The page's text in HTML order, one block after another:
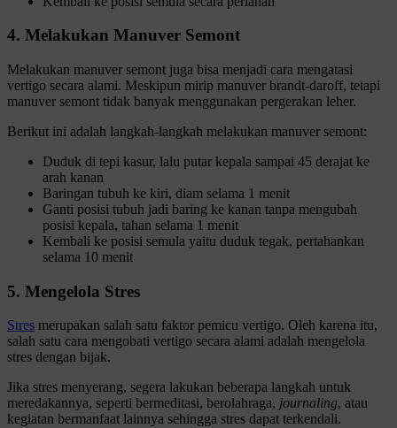
4. Melakukan Manuver Semont
Melakukan manuver semont juga bisa menjadi cara mengatasi
vertigo secara alami. Meskipun mirip manuver brandt-daroff, tetapi
manuver semont tidak banyak menggunakan pergerakan leher.
Berikut ini adalah langkah-langkah melakukan manuver semont:
Duduk di tepi kasur, lalu putar kepala sampai 45 derajat ke
arah kanan
Baringan tubuh ke kiri, diam selama 1 menit
Ganti posisi tubuh jadi baring ke kanan tanpa mengubah
posisi kepala, tahan selama 1 menit
Kembali ke posisi semula yaitu duduk tegak, pertahankan
selama 10 menit
5. Mengelola Stres
Stres merupakan salah satu faktor pemicu vertigo. Oleh karena itu,
salah satu cara mengobati vertigo secara alami adalah mengelola
stres dengan bijak.
Jika stres menyerang, segera lakukan beberapa langkah untuk
meredakannya, seperti bermeditasi, berolahraga, journaling, atau
kegiatan bermanfaat lainnya sehingga stres dapat terkendali.